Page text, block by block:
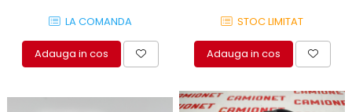
LA COMANDA
Adauga in cos
STOC LIMITAT
Adauga in cos